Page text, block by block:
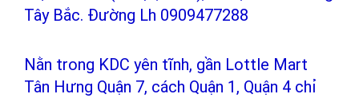
Tây Bắc. Đường Lh 0909477288
Nằn trong KDC yên tĩnh, gần Lottle Mart
Tân Hưng Quận 7, cách Quận 1, Quận 4 chỉ